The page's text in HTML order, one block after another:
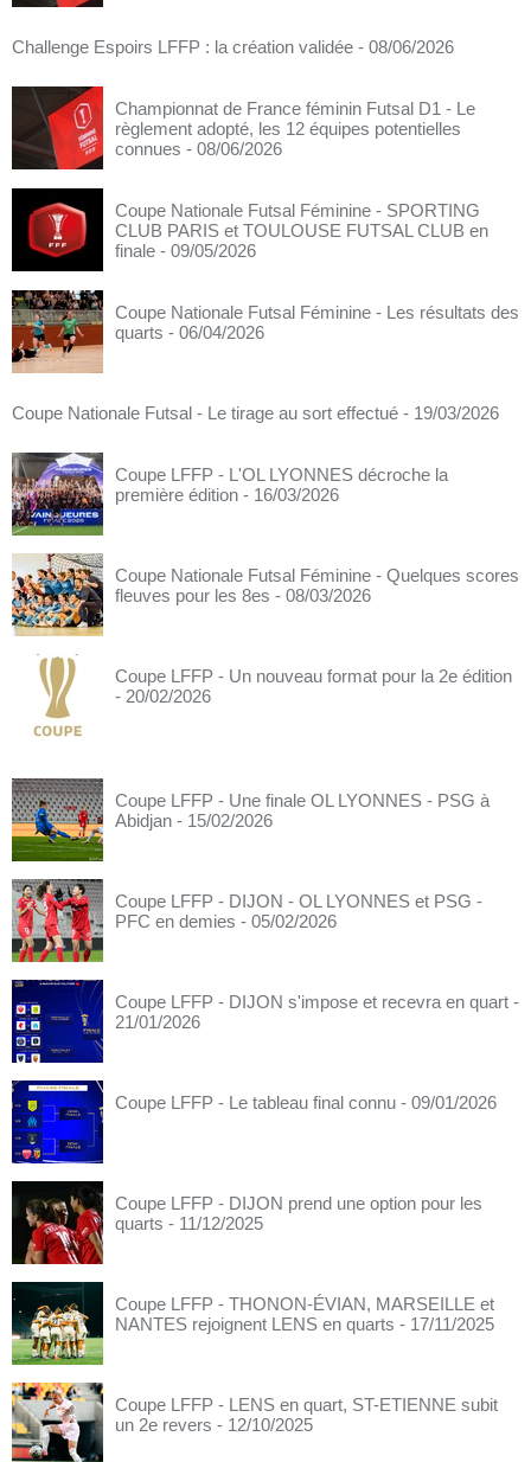
Challenge Espoirs LFFP : la création validée - 08/06/2026
Championnat de France féminin Futsal D1 - Le
règlement adopté, les 12 équipes potentielles
connues - 08/06/2026
Coupe Nationale Futsal Féminine - SPORTING
CLUB PARIS et TOULOUSE FUTSAL CLUB en
finale - 09/05/2026
Coupe Nationale Futsal Féminine - Les résultats des
quarts - 06/04/2026
Coupe Nationale Futsal - Le tirage au sort effectué - 19/03/2026
Coupe LFFP - L'OL LYONNES décroche la
première édition - 16/03/2026
Coupe Nationale Futsal Féminine - Quelques scores
fleuves pour les 8es - 08/03/2026
Coupe LFFP - Un nouveau format pour la 2e édition
- 20/02/2026
Coupe LFFP - Une finale OL LYONNES - PSG à
Abidjan - 15/02/2026
Coupe LFFP - DIJON - OL LYONNES et PSG -
PFC en demies - 05/02/2026
Coupe LFFP - DIJON s'impose et recevra en quart -
21/01/2026
Coupe LFFP - Le tableau final connu - 09/01/2026
Coupe LFFP - DIJON prend une option pour les
quarts - 11/12/2025
Coupe LFFP - THONON-ÉVIAN, MARSEILLE et
NANTES rejoignent LENS en quarts - 17/11/2025
Coupe LFFP - LENS en quart, ST-ETIENNE subit
un 2e revers - 12/10/2025